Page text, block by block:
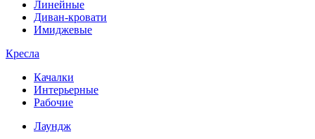
Линейные
Диван-кровати
Имиджевые
Кресла
Качалки
Интерьерные
Рабочие
Лаундж